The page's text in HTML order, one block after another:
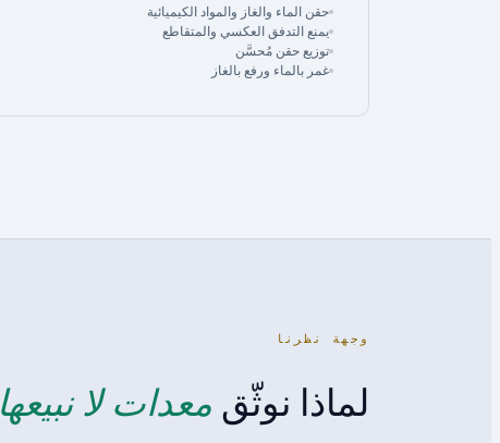
حقن الماء والغاز والمواد الكيميائية
يمنع التدفق العكسي والمتقاطع
توزيع حقن مُحسَّن
غمر بالماء ورفع بالغاز
وجهة نظرنا
لماذا نوثّق معدات لا نبيعها